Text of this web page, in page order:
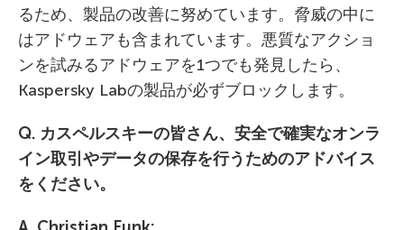
るため、製品の改善に努めています。脅威の中に
はアドウェアも含まれています。悪質なアクショ
ンを試みるアドウェアを1つでも発見したら、
Kaspersky Labの製品が必ずブロックします。
Q. カスペルスキーの皆さん、安全で確実なオンラ
イン取引やデータの保存を行うためのアドバイス
をください。